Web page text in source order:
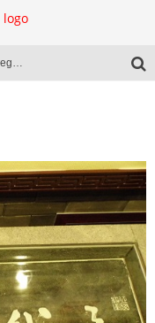
El libro en la mira de la desregulación